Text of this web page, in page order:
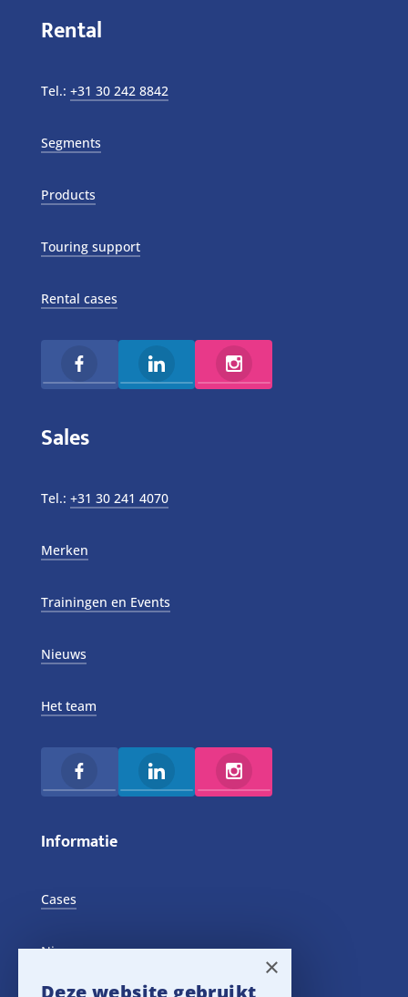
Rental
Tel.: +31 30 242 8842
Segments
Products
Touring support
Rental cases
Sales
Tel.: +31 30 241 4070
Merken
Trainingen en Events
Nieuws
Het team
Informatie
Cases
Nieuws
×
Deze website gebruikt